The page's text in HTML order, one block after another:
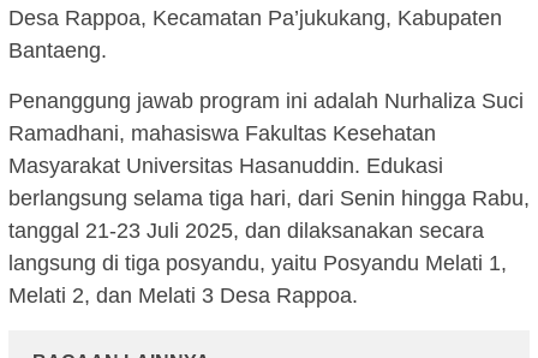
Desa Rappoa, Kecamatan Pa’jukukang, Kabupaten
Bantaeng.
Penanggung jawab program ini adalah Nurhaliza Suci
Ramadhani, mahasiswa Fakultas Kesehatan
Masyarakat Universitas Hasanuddin. Edukasi
berlangsung selama tiga hari, dari Senin hingga Rabu,
tanggal 21-23 Juli 2025, dan dilaksanakan secara
langsung di tiga posyandu, yaitu Posyandu Melati 1,
Melati 2, dan Melati 3 Desa Rappoa.